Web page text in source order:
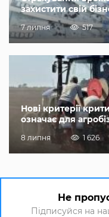
захистити свій
7 липня 517
Нові критерії
означає для
8 липня 1 626
Не
Підписуйся на